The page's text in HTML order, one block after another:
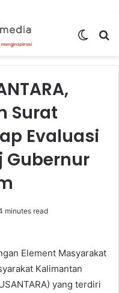
Switch
Surat
Evaluasi
Gubernur
minutes read
Element Masyarakat
Kalimantan
yang terdiri